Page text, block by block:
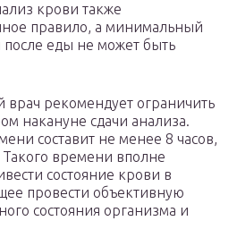
крови также
правило, а минимальный
еды не может быть
врач рекомендует ограничить
накануне сдачи анализа.
составит не менее 8 часов,
Такого времени вполне
состояние крови в
провести объективную
состояния организма и